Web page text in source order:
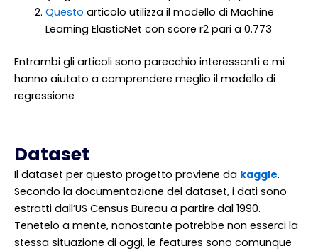
Questo articolo utilizza il modello di Machine
Learning ElasticNet con score r2 pari a 0.773
Entrambi gli articoli sono parecchio interessanti e mi
hanno aiutato a comprendere meglio il modello di
regressione
Dataset
Il dataset per questo progetto proviene da kaggle.
Secondo la documentazione del dataset, i dati sono
estratti dall’US Census Bureau a partire dal 1990.
Tenetelo a mente, nonostante potrebbe non esserci la
stessa situazione di oggi, le features sono comunque